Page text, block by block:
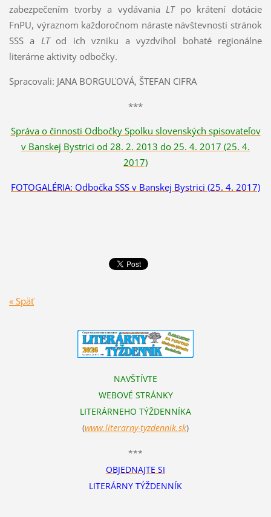
zabezpečením tvorby a vydávania LTpo krátení dotácie
FnPU, výraznom každoročnom náraste návštevnosti stránok
SSS a LTod ich vzniku a vyzdvihol bohaté regionálne
literárne aktivity odbočky.
Spracovali: JANA BORGUĽOVÁ, ŠTEFAN CIFRA
***
Správa o činnosti Odbočky Spolku slovenských spisovateľov
v Banskej Bystrici od 28. 2. 2013 do 25. 4. 2017 (25. 4.
2017)
FOTOGALÉRIA: Odbočka SSS v Banskej Bystrici (25. 4. 2017)
« Späť
NAVŠTÍVTE
WEBOVÉ STRÁNKY
LITERÁRNEHO TÝŽDENNÍKA
(www.literarny-tyzdennik.sk)
***
OBJEDNAJTE SI
LITERÁRNY TÝŽDENNÍK